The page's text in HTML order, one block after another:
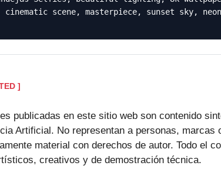
scene, masterpiece, sunset sky,
]
publicadas en este sitio web son contenido
Artificial. No representan a personas,
material con derechos de autor. Todo el
creativos y de demostración técnica.